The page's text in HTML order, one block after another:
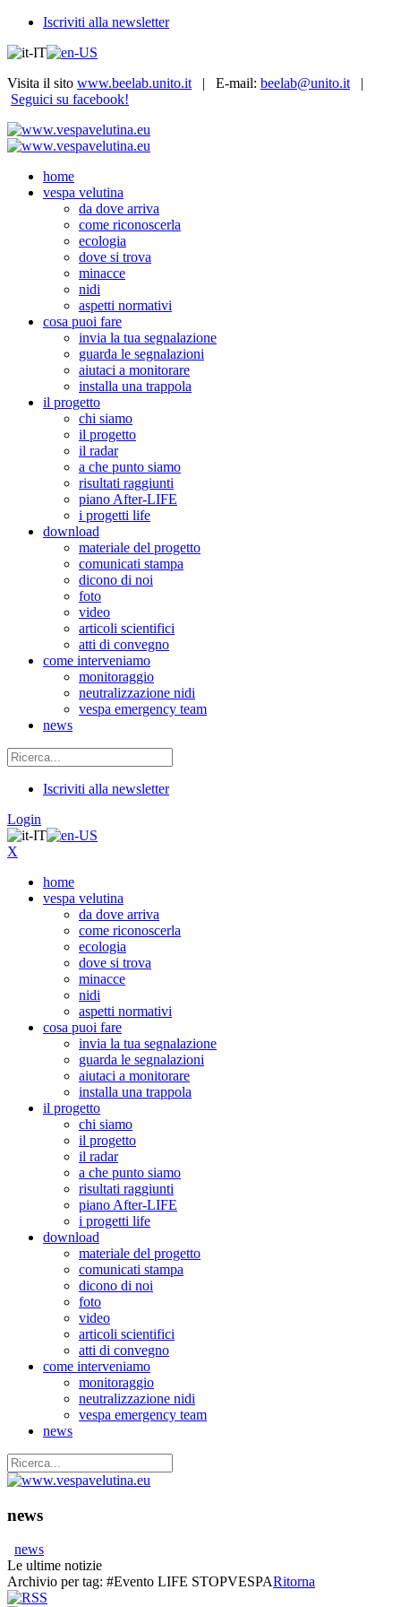
Iscriviti alla newsletter
Visita il sito www.beelab.unito.it | E-mail: beelab@unito.it |
Seguici su facebook!
home
vespa velutina
da dove arriva
come riconoscerla
ecologia
dove si trova
minacce
nidi
aspetti normativi
cosa puoi fare
invia la tua segnalazione
guarda le segnalazioni
aiutaci a monitorare
installa una trappola
il progetto
chi siamo
il progetto
il radar
a che punto siamo
risultati raggiunti
piano After-LIFE
i progetti life
download
materiale del progetto
comunicati stampa
dicono di noi
foto
video
articoli scientifici
atti di convegno
come interveniamo
monitoraggio
neutralizzazione nidi
vespa emergency team
news
Iscriviti alla newsletter
Login
X
home
vespa velutina
da dove arriva
come riconoscerla
ecologia
dove si trova
minacce
nidi
aspetti normativi
cosa puoi fare
invia la tua segnalazione
guarda le segnalazioni
aiutaci a monitorare
installa una trappola
il progetto
chi siamo
il progetto
il radar
a che punto siamo
risultati raggiunti
piano After-LIFE
i progetti life
download
materiale del progetto
comunicati stampa
dicono di noi
foto
video
articoli scientifici
atti di convegno
come interveniamo
monitoraggio
neutralizzazione nidi
vespa emergency team
news
news
news
Le ultime notizie
Archivio per tag: #Evento LIFE STOPVESPARitorna